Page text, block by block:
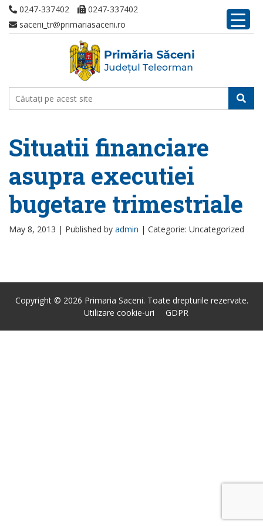
0247-337402
0247-337402
saceni_tr@primariasaceni.ro
Situatii financiare
asupra executiei
bugetare trimestriale
May 8, 2013 | Published by admin | Categorie: Uncategorized
Copyright © 2026 Primaria Saceni. Toate drepturile rezervate.
Utilizare cookie-uri
GDPR